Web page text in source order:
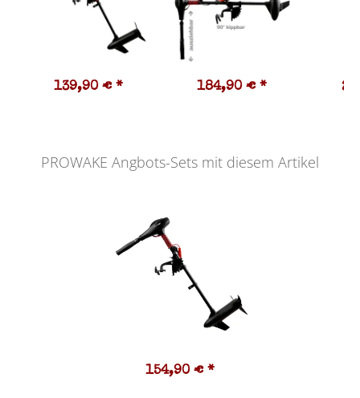
139,90 € * 184,90 € *
PROWAKE Angbots-Sets mit diesem Artikel
154,90 € *